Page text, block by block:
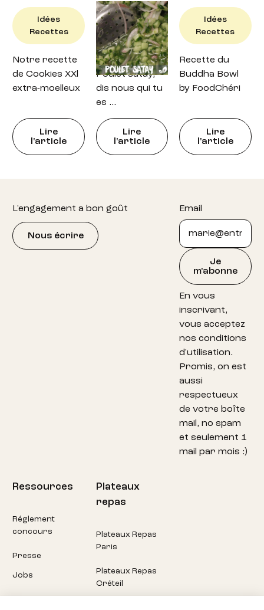
Idées
Recettes
Notre recette
de Cookies XXl
extra-moelleux
Lire
l'article
Idées
Recettes
Recette : petit
Poulet satay,
dis nous qui tu
es …
Lire
l'article
Idées
Recettes
Recette du
Buddha Bowl
by FoodChéri
Lire
l'article
L'engagement a bon goût
Nous écrire
Email
Je
m'abonne
En vous
inscrivant,
vous acceptez
nos conditions
d'utilisation.
Promis, on est
aussi
respectueux
de votre boîte
mail, no spam
et seulement 1
mail par mois :)
Ressources
Réglement
concours
Presse
Jobs
Plateaux
repas
Plateaux Repas
Paris
Plateaux Repas
Créteil